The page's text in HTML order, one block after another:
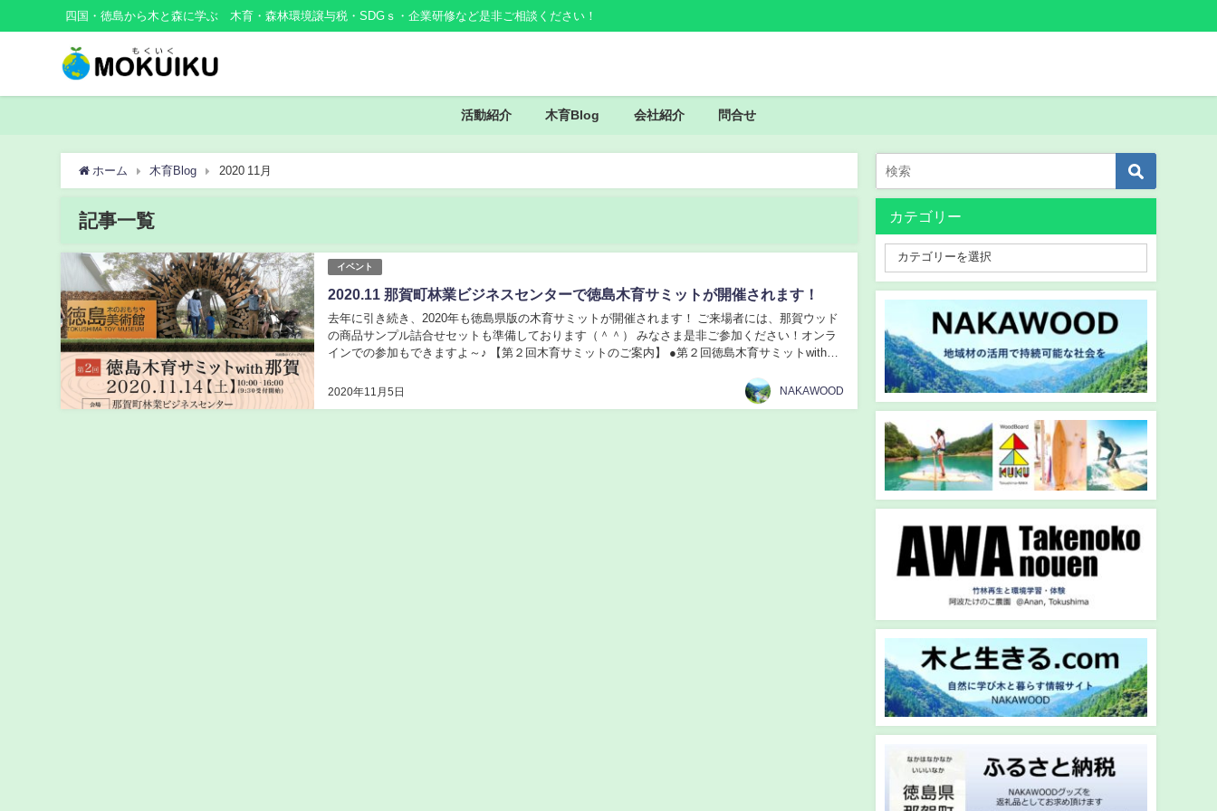
四国・徳島から木と森に学ぶ 木育・森林環境譲与税・SDGｓ・企業研修など是非ご相談ください！
活動紹介 木育Blog 会社紹介 問合せ
ホーム 木育Blog 2020 11月
記事一覧
イベント
2020.11 那賀町林業ビジネスセンターで徳島木育サミットが開催されます！
2020年11月5日
去年に引き続き、2020年も徳島県版の木育サミットが開催されます！ ご来場者には、那賀ウッド
の商品サンプル詰合せセットも準備しております（＾＾） みなさま是非ご参加ください！オンラ
インでの参加もできますよ～♪ 【第２回木育サミットのご案内】 ●第２回徳島木育サミットwith那
NAKAWOOD
カテゴリー